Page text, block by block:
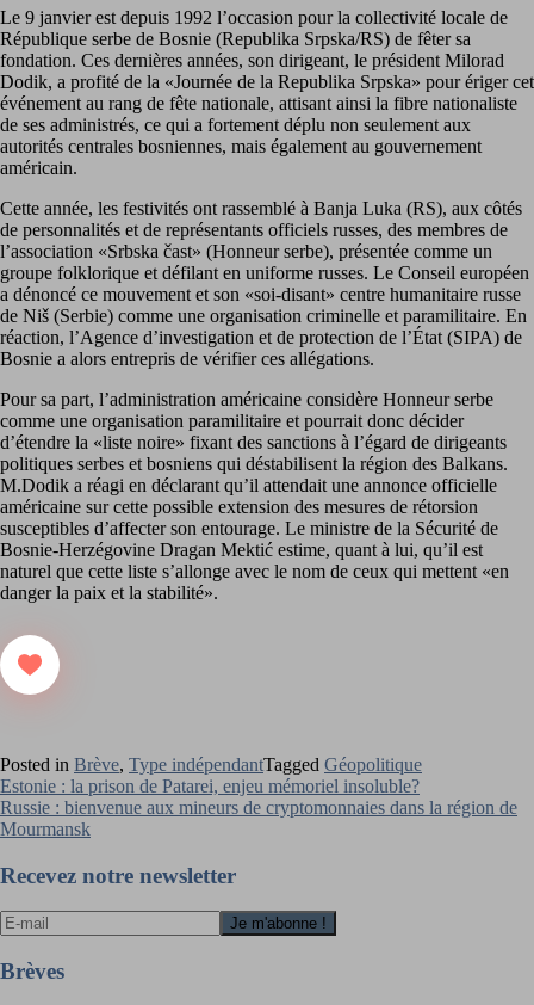
Le 9 janvier est depuis 1992 l’occasion pour la collectivité locale de
République serbe de Bosnie (Republika Srpska/RS) de fêter sa
fondation. Ces dernières années, son dirigeant, le président Milorad
Dodik, a profité de la «Journée de la Republika Srpska» pour ériger cet
événement au rang de fête nationale, attisant ainsi la fibre nationaliste
de ses administrés, ce qui a fortement déplu non seulement aux
autorités centrales bosniennes, mais également au gouvernement
américain.
Cette année, les festivités ont rassemblé à Banja Luka (RS), aux côtés
de personnalités et de représentants officiels russes, des membres de
l’association «Srbska čast» (Honneur serbe), présentée comme un
groupe folklorique et défilant en uniforme russes. Le Conseil européen
a dénoncé ce mouvement et son «soi-disant» centre humanitaire russe
de Niš (Serbie) comme une organisation criminelle et paramilitaire. En
réaction, l’Agence d’investigation et de protection de l’État (SIPA) de
Bosnie a alors entrepris de vérifier ces allégations.
Pour sa part, l’administration américaine considère Honneur serbe
comme une organisation paramilitaire et pourrait donc décider
d’étendre la «liste noire» fixant des sanctions à l’égard de dirigeants
politiques serbes et bosniens qui déstabilisent la région des Balkans.
M.Dodik a réagi en déclarant qu’il attendait une annonce officielle
américaine sur cette possible extension des mesures de rétorsion
susceptibles d’affecter son entourage. Le ministre de la Sécurité de
Bosnie-Herzégovine Dragan Mektić estime, quant à lui, qu’il est
naturel que cette liste s’allonge avec le nom de ceux qui mettent «en
danger la paix et la stabilité».
Posted in Brève, Type indépendantTagged Géopolitique
Navigation
de
Estonie : la prison de Patarei, enjeu mémoriel insoluble?
Russie : bienvenue aux mineurs de cryptomonnaies dans la région de
Mourmansk
Recevez notre newsletter
Brèves